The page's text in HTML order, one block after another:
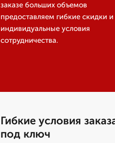
заказе больших объемов
предоставляем гибкие скидки и
индивидуальные условия
сотрудничества.
Гибкие условия
под ключ